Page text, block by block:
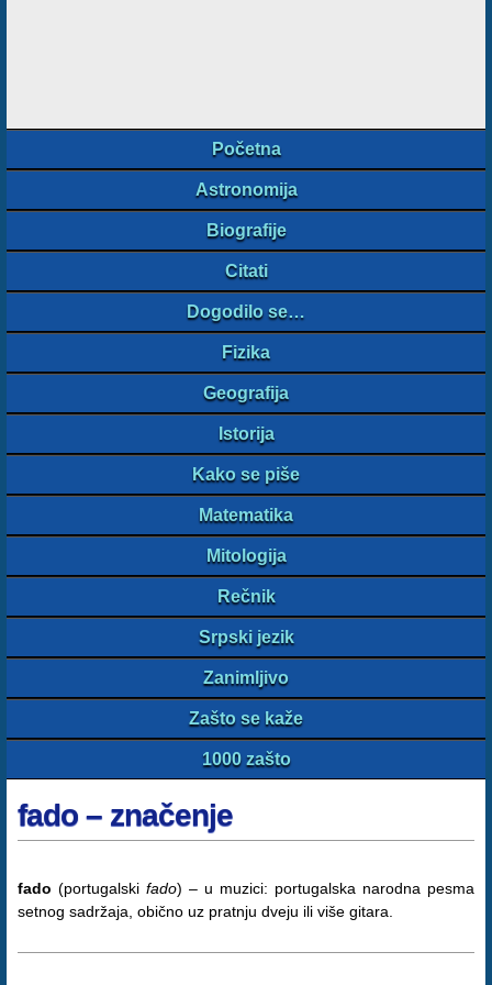
Početna
Astronomija
Biografije
Citati
Dogodilo se…
Fizika
Geografija
Istorija
Kako se piše
Matematika
Mitologija
Rečnik
Srpski jezik
Zanimljivo
Zašto se kaže
1000 zašto
fado – značenje
fado (portugalski fado) – u muzici: portugalska narodna pesma
setnog sadržaja, obično uz pratnju dveju ili više gitara.